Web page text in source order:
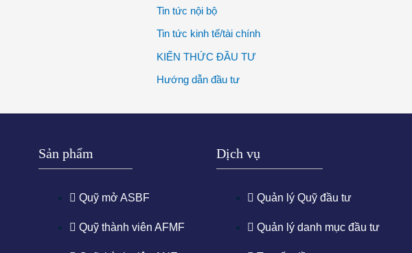
Tin tức nội bộ
Tin tức kinh tế/tài chính
KIẾN THỨC ĐẦU TƯ
Hướng dẫn đầu tư
Sản phẩm
Quỹ mở ASBF
Quỹ thành viên AFMF
Dịch vụ
Quản lý Quỹ đầu tư
Quản lý danh mục đầu tư